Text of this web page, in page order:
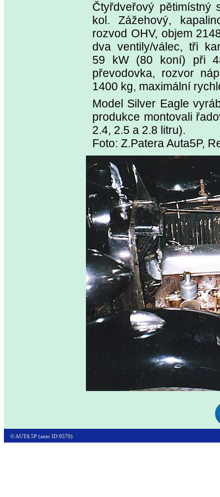
Čtyřdveřový pětimístný
kol. Zážehový,
rozvod OHV, objem
dva ventily/válec, tři
59 kW (80 koní) při
převodovka, rozvor
1400 kg, maximální
Model Silver Eagle
produkce montovali
2.4, 2.5 a 2.8 litru).
Foto: Z.Patera Auta5P,
© AUTA 5P (auto ID 0570)